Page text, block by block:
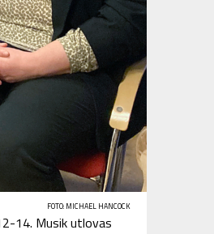
FOTO: MICHAEL HANCOCK
14. Musik utlovas